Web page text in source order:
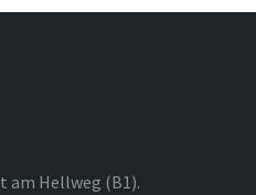
am Hellweg (B1).